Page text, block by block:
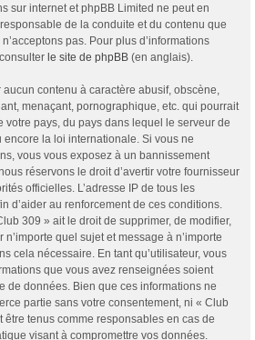
sur internet et phpBB Limited ne peut en
de la conduite et du contenu que
pas. Pour plus d’informations
le site de phpBB (en anglais).
contenu à caractère abusif, obscène,
menaçant, pornographique, etc. qui pourrait
votre pays, du pays dans lequel le serveur de
la loi internationale. Si vous ne
vous vous exposez à un bannissement
réservons le droit d’avertir votre fournisseur
officielles. L’adresse IP de tous les
d’aider au renforcement de ces conditions.
309 » ait le droit de supprimer, de modifier,
quel sujet et message à n’importe
cela nécessaire. En tant qu’utilisateur, vous
que vous avez renseignées soient
de données. Bien que ces informations ne
partie sans votre consentement, ni « Club
être tenus comme responsables en cas de
visant à compromettre vos données.